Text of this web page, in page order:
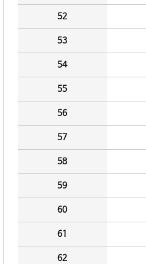
52
53
54
55
56
57
58
59
60
61
62